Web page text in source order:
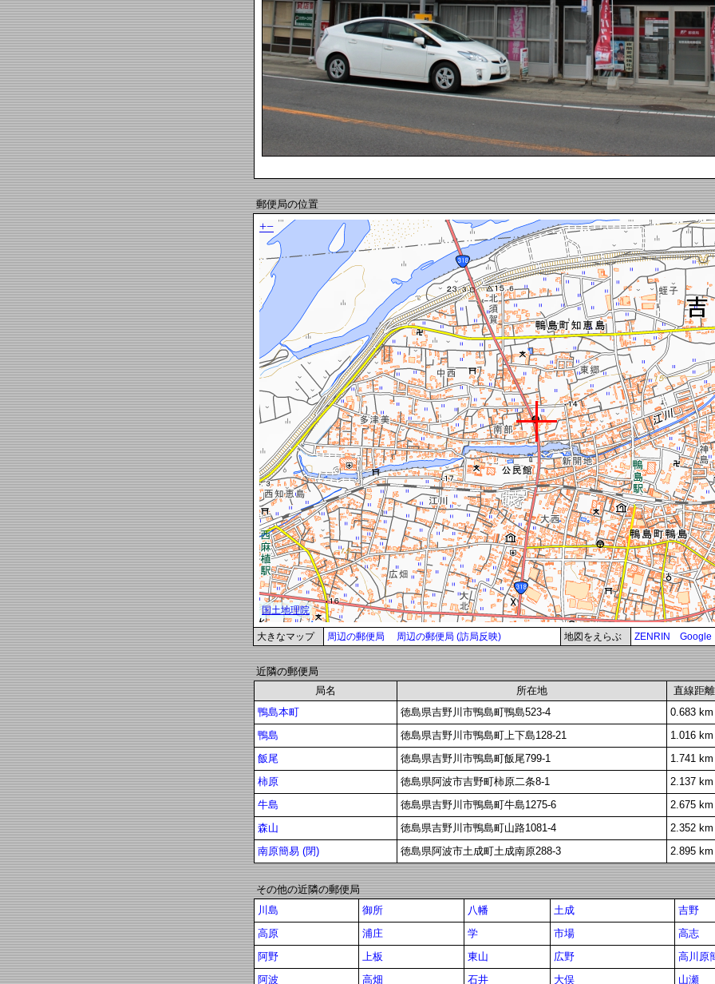
郵便局の位置
大きなマップ 周辺の郵便局 周辺の郵便局 (訪局反映) 地図をえらぶ ZENRIN Google
近隣の郵便局
局名
所在地
直線距離
鴨島本町
徳島県吉野川市鴨島町鴨島523-4
0.683 km
鴨島
徳島県吉野川市鴨島町上下島128-21
1.016 km
飯尾
徳島県吉野川市鴨島町飯尾799-1
1.741 km
柿原
徳島県阿波市吉野町柿原二条8-1
2.137 km
牛島
徳島県吉野川市鴨島町牛島1275-6
2.675 km
森山
徳島県吉野川市鴨島町山路1081-4
2.352 km
南原簡易 (閉)
徳島県阿波市土成町土成南原288-3 2.895 km
その他の近隣の郵便局
川島
御所 八幡 土成
吉野
高原
浦庄 学 市場
高志
阿野
上板 東山 広野
高川原
阿波
高畑 石井 大俣 山瀬